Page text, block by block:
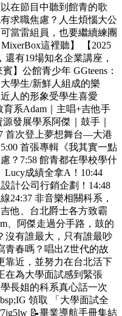
在節目中聽到館青的歌
求職焦慮？人生煩惱大公
當雷組員，也要繼續練團
這裡聽】 【2025
有19場知名企業講座，
】公館青少年 GGteens：
學生/新鮮人組成的樂
人的形象受學生喜愛
系Adam｜主唱+吉他手
發展學系阿傑｜鼓手｜
首次登上夢想舞台—大港
首張專輯《我其實一點
？7:58 館青都在學校學什
Lucy成績全拿A！10:44
計公司行銷企劃！14:48
24:37 非音樂相關科系，
他、台北爵士各方致霸
、阿傑走過分手路，鼓的
沒有誰最大，只有誰最吵
青春嗎？唱出Z世代的故
靠近，並努力在台北活下
在為大學面試感到緊張
長姐的科系真心話一次
領取 「大學面試全
7jg5lw 📝畢業導航手冊集結